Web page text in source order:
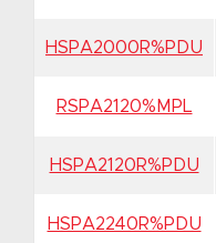
HSPA2000R%PDU
RSPA2120%MPL
HSPA2120R%PDU
HSPA2240R%PDU